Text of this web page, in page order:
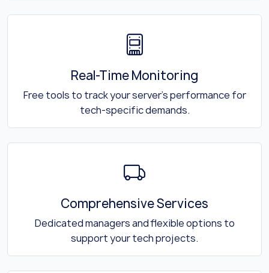
Real-Time Monitoring
Free tools to track your server’s performance for
tech-specific demands.
Comprehensive Services
Dedicated managers and flexible options to
support your tech projects.